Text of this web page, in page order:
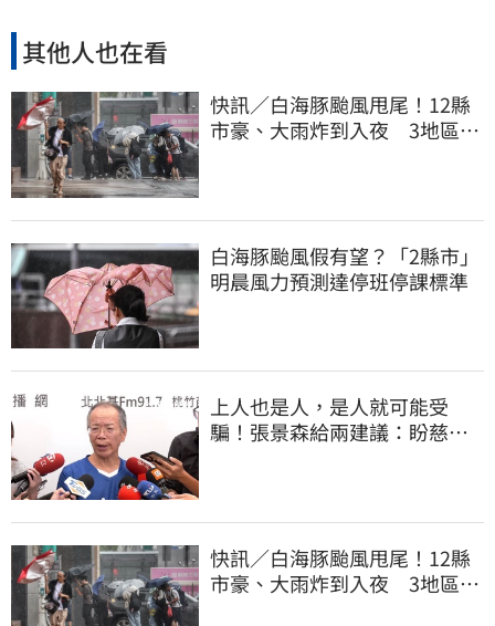
其他人也在看
快訊／白海豚颱風甩尾！12縣
市豪、大雨炸到入夜 3地區有
白海豚颱風假有望？「2縣市」
明晨風力預測達停班停課標準
上人也是人，是人就可能受
騙！張景森給兩建議：盼慈濟
快訊／白海豚颱風甩尾！12縣
市豪、大雨炸到入夜 3地區有